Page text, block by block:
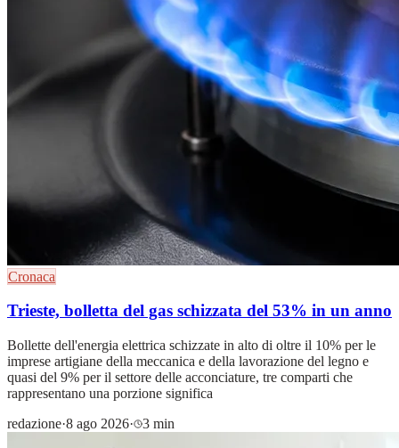
Cronaca
Trieste, bolletta del gas schizzata del 53% in un anno
Bollette dell'energia elettrica schizzate in alto di oltre il 10% per le
imprese artigiane della meccanica e della lavorazione del legno e
quasi del 9% per il settore delle acconciature, tre comparti che
rappresentano una porzione significa
redazione·8 ago 2026· 3 min